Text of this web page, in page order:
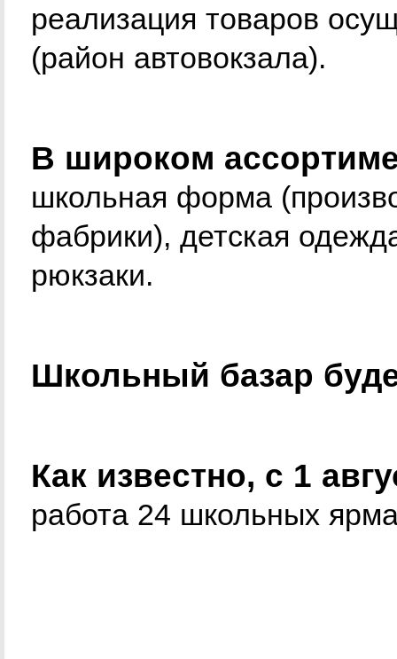
реализация товаров
(район автовокзала).
В широком
школьная форма
фабрики), детская
рюкзаки.
Школьный базар
Как известно, с 1
работа 24 школьных